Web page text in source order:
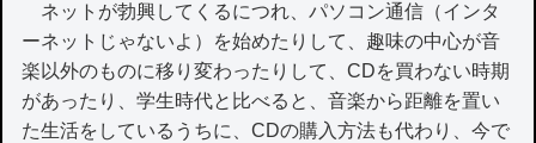
ネットが勃興してくるにつれ、パソコン通信（インタ
ーネットじゃないよ）を始めたりして、趣味の中心が音
楽以外のものに移り変わったりして、CDを買わない時期
があったり、学生時代と比べると、音楽から距離を置い
た生活をしているうちに、CDの購入方法も代わり、今で